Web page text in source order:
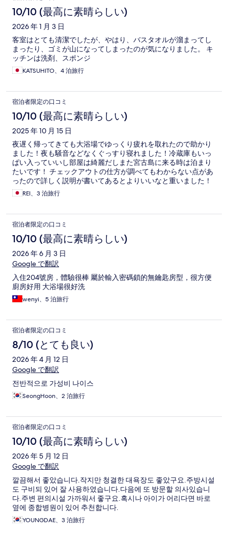
10/10 (最高に素晴らしい)
2026 年 1 月 3 日
客室はとても清潔でしたが、やはり、バスタオルが溜まってし
まったり、ゴミが山になってしまったのが気になりました。 キ
ッチンは洗剤、スポンジ
KATSUHITO、4 泊旅行
宿泊者限定の口コミ
10/10 (最高に素晴らしい)
2025 年 10 月 15 日
夜遅く帰ってきても大浴場でゆっくり疲れを取れたので助かり
ました！夜も騒音などなくぐっすり寝れました！冷蔵庫もいっ
ぱい入っていいし部屋は綺麗だしまた宮古島に来る時は泊まり
たいです！ チェックアウトの仕方が調べてもわからない点があ
ったので詳しく説明が書いてあるとよりいいなと重いました！
チェックアウトのマグネットをドアに貼るだけでいいの？本当
に手続きはないのかな？っていろいろ調べたが不安だったので
用でマグネット貼るだけでいいことを記載してあるといいのか
なと。それ以外はすごく快適に過ごせました！ありがとうござ
いました！
REI、3 泊旅行
宿泊者限定の口コミ
10/10 (最高に素晴らしい)
2026 年 6 月 3 日
Google で翻訳
入住204號房，體驗很棒 屬於輸入密碼鎖的無鑰匙房型，很方便
廚房好用 大浴場很好洗
wenyi、5 泊旅行
宿泊者限定の口コミ
8/10 (とても良い)
2026 年 4 月 12 日
Google で翻訳
전반적으로 가성비 나이스
SeongHoon、2 泊旅行
宿泊者限定の口コミ
10/10 (最高に素晴らしい)
2026 年 5 月 12 日
Google で翻訳
깔끔해서 좋았습니다.작지만 청결한 대욕장도 좋았구요.주방시설
도 구비되 있어 잘 사용하였습니다.다음에 또 방문할 의사있습니
다.주변 편의시설 가까워서 좋구요.혹시나 아이가 어리다면 바로
옆에 종합병원이 있어 추천합니다.
YOUNGDAE、3 泊旅行